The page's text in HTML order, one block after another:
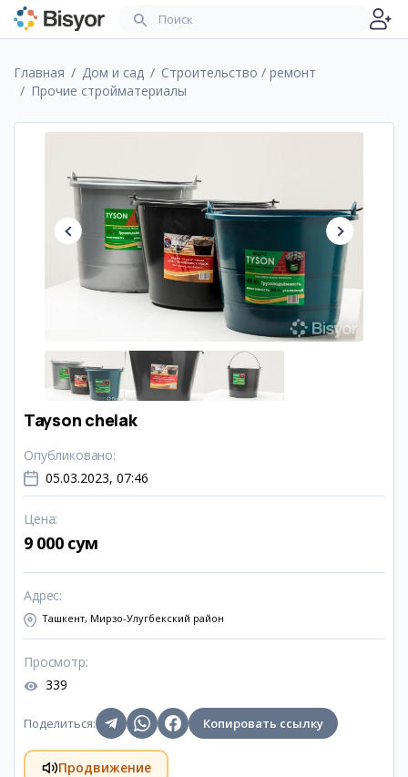
Главная Дом и сад
Строительство / ремонт
Прочие стройматериалы
Tayson chelak
Опубликовано:
05.03.2023, 07:46
Цена:
9 000 сум
Адрес:
Ташкент, Мирзо-Улугбекский район
Просмотр:
339
Поделиться: Копировать ссылку
Продвижение